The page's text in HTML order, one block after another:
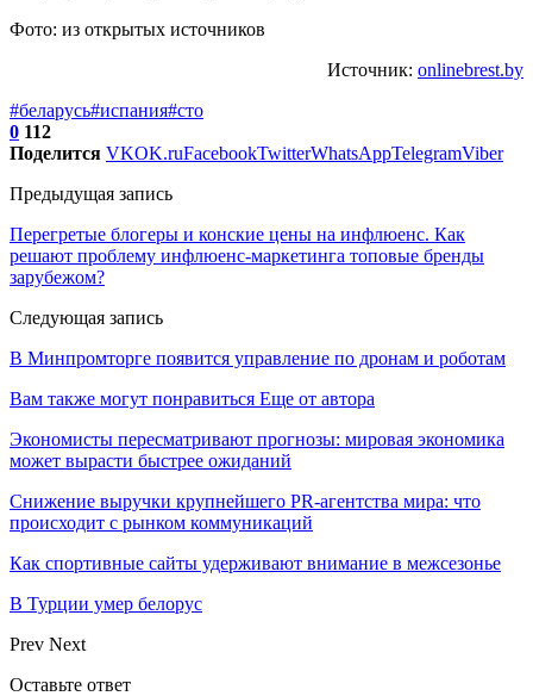
Фото: из открытых источников
Источник: onlinebrest.by
#беларусь#испания#сто
0 112
Поделится VKOK.ruFacebookTwitterWhatsAppTelegramViber
Предыдущая запись
Перегретые блогеры и конские цены на инфлюенс. Как
решают проблему инфлюенс-маркетинга топовые бренды
зарубежом?
Следующая запись
В Минпромторге появится управление по дронам и роботам
Вам также могут понравиться Еще от автора
Экономисты пересматривают прогнозы: мировая экономика
может вырасти быстрее ожиданий
Снижение выручки крупнейшего PR-агентства мира: что
происходит с рынком коммуникаций
Как спортивные сайты удерживают внимание в межсезонье
В Турции умер белорус
Prev Next
Оставьте ответ